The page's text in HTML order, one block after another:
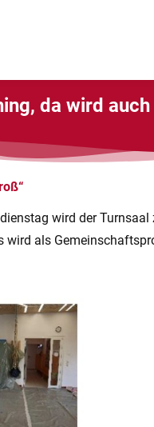
da wird
wird der
als